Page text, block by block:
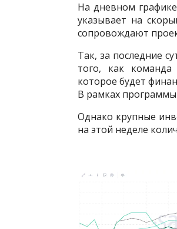
На дневном
указывает на
сопровождают
Так, за последние
того, как команда
которое будет
В рамках программы
Однако крупные
на этой неделе